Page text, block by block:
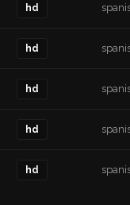
hd
hd
hd
hd
hd